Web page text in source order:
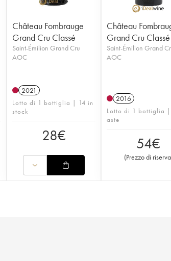
Château Fombrauge
Grand Cru Classé
Saint-Émilion Grand Cru
AOC
2021
Lotto di 1 bottiglia | 14 in
stock
28€
Château
Grand Cru Classé
Saint-Émilion Grand
AOC
2016
Lotto di 1 bottiglia
aste
54€
(Prezzo di riserva